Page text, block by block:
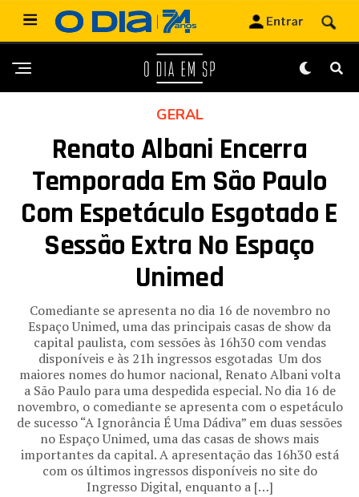
GERAL
Renato Albani Encerra
Temporada Em São Paulo
Com Espetáculo Esgotado E
Sessão Extra No Espaço
Unimed
Comediante se apresenta no dia 16 de novembro no
Espaço Unimed, uma das principais casas de show da
capital paulista, com sessões às 16h30 com vendas
disponíveis e às 21h ingressos esgotadas Um dos
maiores nomes do humor nacional, Renato Albani volta
a São Paulo para uma despedida especial. No dia 16 de
novembro, o comediante se apresenta com o espetáculo
de sucesso “A Ignorância É Uma Dádiva” em duas sessões
no Espaço Unimed, uma das casas de shows mais
importantes da capital. A apresentação das 16h30 está
com os últimos ingressos disponíveis no site do
Ingresso Digital, enquanto a […]